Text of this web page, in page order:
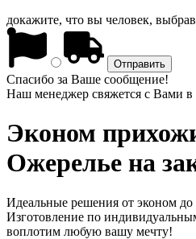
докажите, что вы человек, выбрав
Спасибо за Ваше сообщение!
Наш менеджер свяжется с Вами
Эконом
Ожерелье на
Идеальные решения от эконом
Изготовление по
воплотим любую вашу мечту!